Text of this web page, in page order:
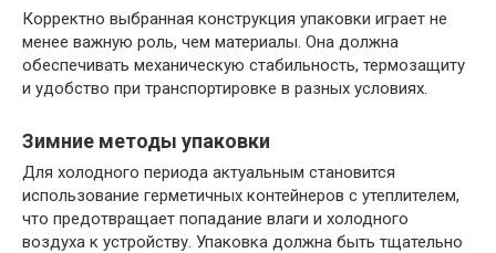
Корректно выбранная конструкция упаковки играет не
менее важную роль, чем материалы. Она должна
обеспечивать механическую стабильность, термозащиту
и удобство при транспортировке в разных условиях.
Зимние методы упаковки
Для холодного периода актуальным становится
использование герметичных контейнеров с утеплителем,
что предотвращает попадание влаги и холодного
воздуха к устройству. Упаковка должна быть тщательно